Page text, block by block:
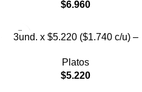
$6.960
3und. x $5.220 ($1.740 c/u) –
Platos
$5.220